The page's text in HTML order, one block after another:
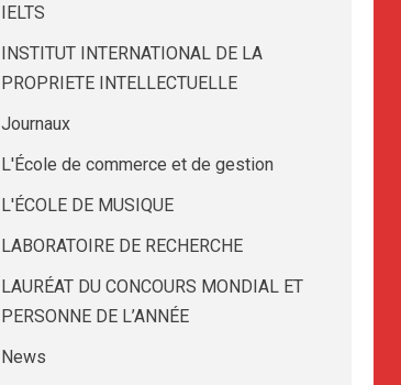
IELTS
INSTITUT INTERNATIONAL DE LA
PROPRIETE INTELLECTUELLE
Journaux
L'École de commerce et de gestion
L'ÉCOLE DE MUSIQUE
LABORATOIRE DE RECHERCHE
LAURÉAT DU CONCOURS MONDIAL ET
PERSONNE DE L’ANNÉE
News